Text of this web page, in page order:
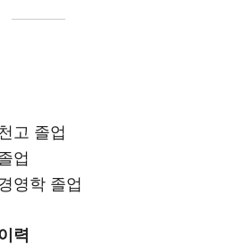
고 졸업
업
영학 졸업
력